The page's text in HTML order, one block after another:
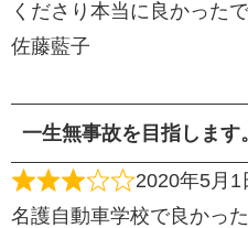
くださり本当に良かった
佐藤藍子
一生無事故を目指します
2020年5月1
名護自動車学校で良かっ